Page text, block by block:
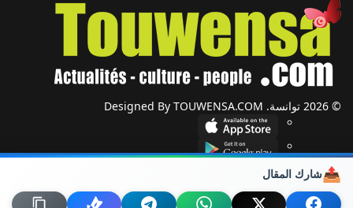
📤شارك المقال
© 2026 توانسة. Designed By TOUWENSA.COM
شؤون دولية أحزاب وجمعيات
حول توانسة